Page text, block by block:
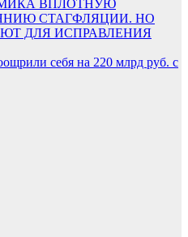
ВПЛОТНУЮ
СТАГФЛЯЦИИ. НО
ДЛЯ ИСПРАВЛЕНИЯ
себя на 220 млрд руб. с